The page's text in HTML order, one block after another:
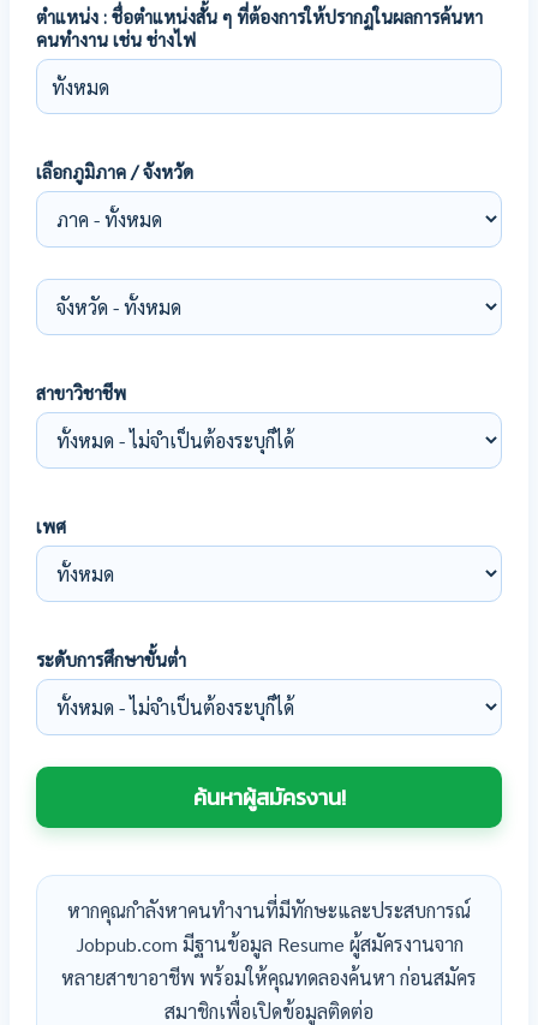
ตำแหน่ง : ชื่อตำแหน่งสั้น ๆ ที่ต้องการให้ปรากฏในผลการค้นหา
คนทำงาน เช่น ช่างไฟ
เลือกภูมิภาค / จังหวัด
สาขาวิชาชีพ
เพศ
ระดับการศึกษาขั้นต่ำ
หากคุณกำลังหาคนทำงานที่มีทักษะและประสบการณ์
Jobpub.com มีฐานข้อมูล Resume ผู้สมัครงานจาก
หลายสาขาอาชีพ พร้อมให้คุณทดลองค้นหา ก่อนสมัคร
สมาชิกเพื่อเปิดข้อมูลติดต่อ